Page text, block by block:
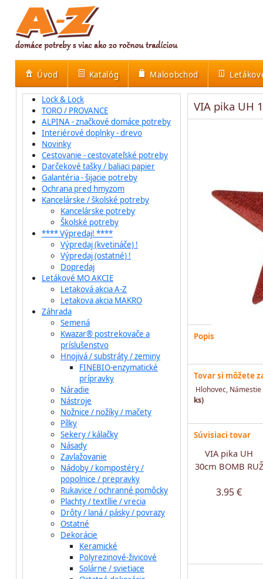
Úvod Katalóg Maloobchod
Lock & Lock
TORO / PROVANCE
ALPINA - značkové domáce potreby
Interiérové doplnky - drevo
Novinky
Cestovanie - cestovateľské potreby
Darčekové tašky / baliaci papier
Galantéria - šijacie potreby
Ochrana pred hmyzom
Kancelárske / školské potreby
Kancelárske potreby
Školské potreby
**** Výpredaj! ****
Výpredaj (kvetináče) !
Výpredaj (ostatné) !
Dopredaj
Letákové MO AKCIE
Letaková akcia A-Z
Letakova akcia MAKRO
Záhrada
Semená
Kwazar® postrekovače a
príslušenstvo
Hnojivá / substráty / zeminy
FINEBIO-enzymatické
prípravky
Náradie
Nástroje
Nožnice / nožíky / mačety
Pílky
Sekery / kálačky
Násady
Zavlažovanie
Nádoby / kompostéry /
popolnice / prepravky
Rukavice / ochranné pomôcky
Plachty / textílie / vrecia
Drôty / laná / pásky / povrazy
Ostatné
Dekorácie
Keramické
Polyrezinové-živicové
Solárne / svietiace
VIA pika UH
Popis
Tovar si môžete
Hlohovec,
ks)
Súvisiaci tovar
VIA pika UH
30cm BOMB RUŽ
3.95 €